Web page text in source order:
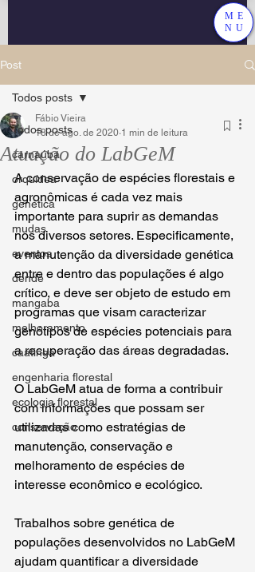
ME
NU
Post
Todos posts
carnaúba
orquídea
genética
mudas
eventos
dendê
mangaba
melhoramento
caatinga
engenharia florestal
ecologia florestal
conservação
Todos posts
Atuação do LabGeM
Fábio Vieira
18 de ago. de 2020 1 min de leitura
A conservação de espécies florestais e
agronômicas é cada vez mais
importante para suprir as demandas
nos diversos setores. Especificamente,
a manutenção da diversidade genética
entre e dentro das populações é algo
crítico, e deve ser objeto de estudo em
programas que visam caracterizar
genótipos de espécies potenciais para
a recuperação das áreas degradadas.
O LabGeM atua de forma a contribuir
com informações que possam ser
utilizadas como estratégias de
manutenção, conservação e
melhoramento de espécies de
interesse econômico e ecológico.
Trabalhos sobre genética de
populações desenvolvidos no LabGeM
ajudam quantificar a diversidade